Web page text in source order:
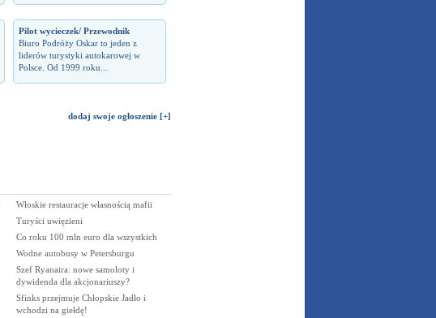
Pilot wycieczek/ Przewodnik
Biuro Podróży Oskar to jeden z
liderów turystyki autokarowej w
Polsce. Od 1999 roku...
dodaj swoje ogłoszenie [+]
Włoskie restauracje własnością mafii
Turyści uwięzieni
Co roku 100 mln euro dla wszystkich
Wodne autobusy w Petersburgu
Szef Ryanaira: nowe samoloty i
dywidenda dla akcjonariuszy?
Sfinks przejmuje Chłopskie Jadło i
wchodzi na giełdę!